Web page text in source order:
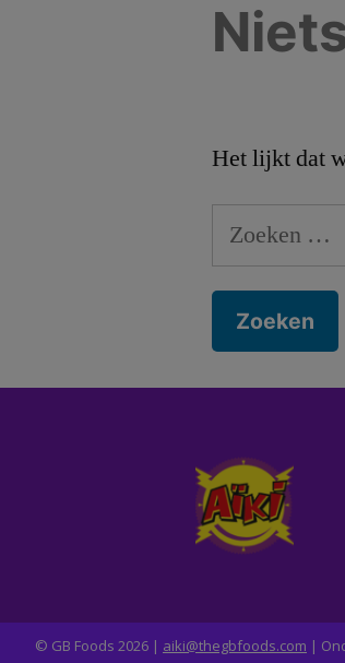
Het lijkt dat
© GB Foods 2026 | aiki@thegbfoods.com |